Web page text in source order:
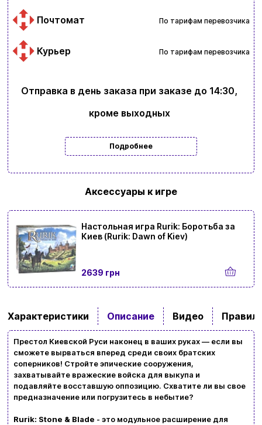
Почтомат По тарифам перевозчика
Курьер По тарифам перевозчика
Отправка в день заказа при заказе до 14:30,
кроме выходных
Подробнее
Аксессуары к игре
2639 грн
Настольная игра Rurik: Боротьба за
Киев (Rurik: Dawn of Kiev)
Характеристики Описание Видео
Престол Киевской Руси наконец в ваших руках — если вы
сможете вырваться вперед среди своих братских
соперников! Стройте эпические сооружения,
захватывайте вражеские войска для выкупа и
подавляйте восставшую оппозицию. Схватите ли вы свое
предназначение или погрузитесь в небытие?
Rurik: Stone & Blade - это модульное расширение для